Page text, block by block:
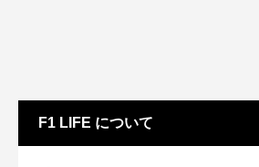
F1 LIFE について